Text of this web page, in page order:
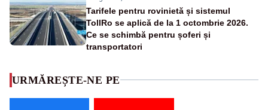
Tarifele pentru rovinietă și sistemul
TollRo se aplică de la 1 octombrie 2026.
Ce se schimbă pentru șoferi și
transportatori
URMĂREȘTE-NE PE